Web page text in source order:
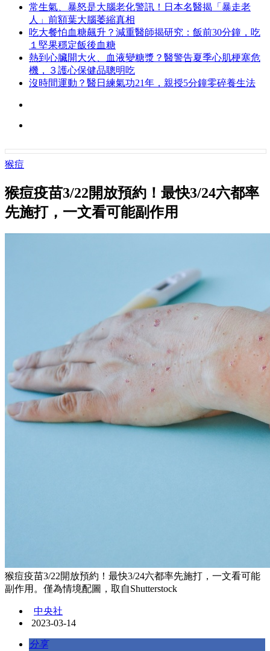
常生氣、暴怒是大腦老化警訊！日本名醫揭「暴走老
人」前額葉大腦萎縮真相
吃大餐怕血糖飆升？減重醫師揭研究：飯前30分鐘，吃
１堅果穩定飯後血糖
熱到心臟開大火、血液變糖漿？醫警告夏季心肌梗塞危
機，３護心保健品聰明吃
沒時間運動？醫日練氣功21年，親授5分鐘零碎養生法
猴痘
猴痘疫苗3/22開放預約！最快3/24六都率
先施打，一文看可能副作用
猴痘疫苗3/22開放預約！最快3/24六都率先施打，一文看可能
副作用。僅為情境配圖，取自Shutterstock
中央社
2023-03-14
分享